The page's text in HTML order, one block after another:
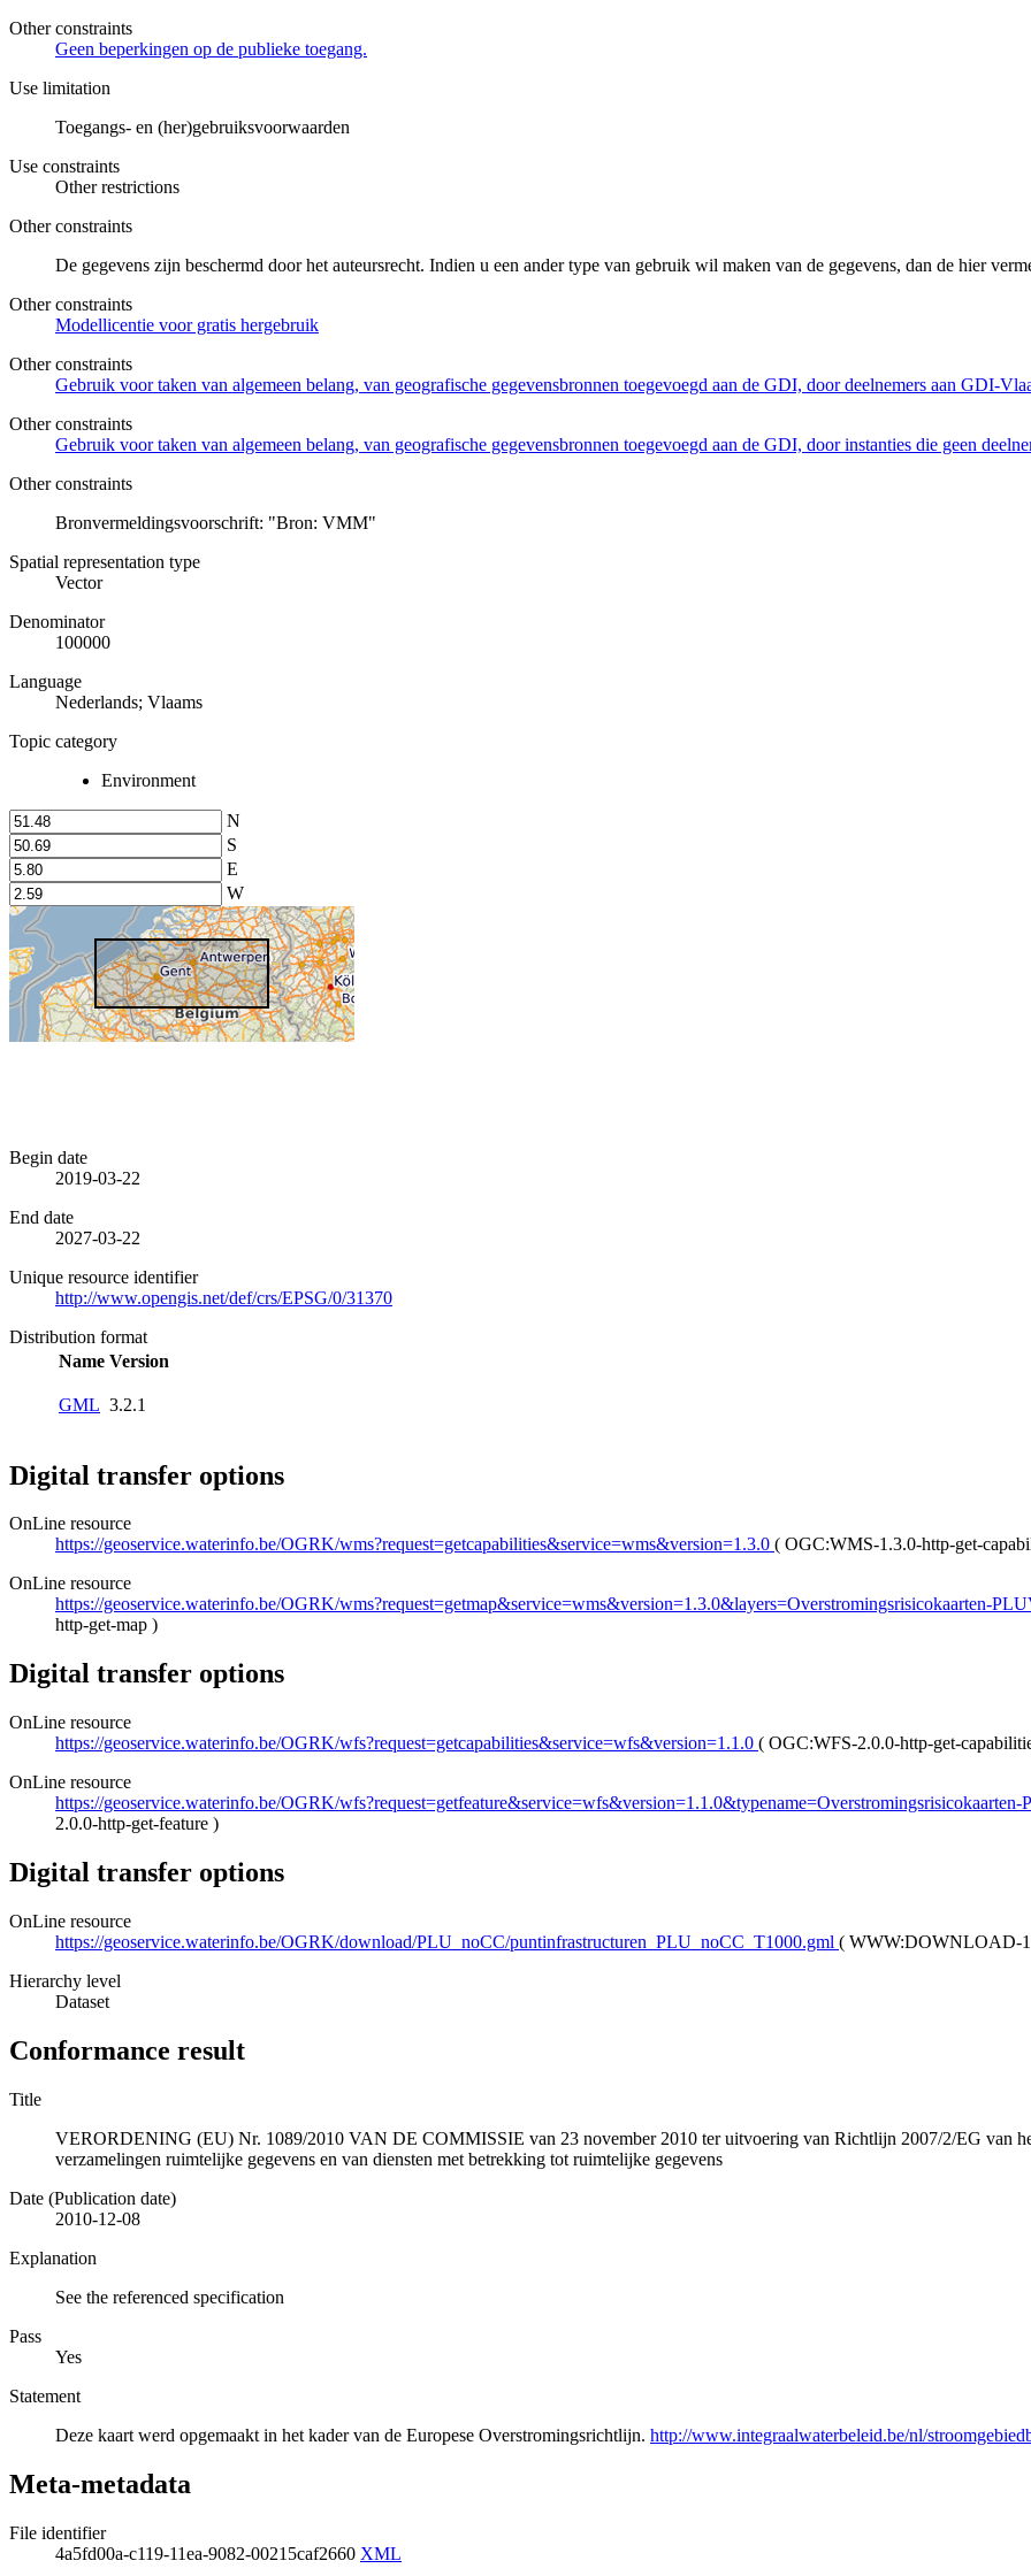
Other constraints
Geen beperkingen op de publieke toegang.
Use limitation
Toegangs- en (her)gebruiksvoorwaarden
Use constraints
Other restrictions
Other constraints
De gegevens zijn beschermd door het auteursrecht. Indien u een ander type van gebruik wil maken van de gegevens, dan de hier
Other constraints
Modellicentie voor gratis hergebruik
Other constraints
Gebruik voor taken van algemeen belang, van geografische gegevensbronnen toegevoegd aan de GDI, door deelnemers aan GDI-
Other constraints
Gebruik voor taken van algemeen belang, van geografische gegevensbronnen toegevoegd aan de GDI, door instanties die geen
Other constraints
Bronvermeldingsvoorschrift: "Bron: VMM"
Spatial representation type
Vector
Denominator
100000
Language
Nederlands; Vlaams
Topic category
Environment
N
S
E
W
Begin date
2019-03-22
End date
2027-03-22
Unique resource identifier
http://www.opengis.net/def/crs/EPSG/0/31370
Distribution format
Name Version
GML 3.2.1
Digital transfer options
OnLine resource
https://geoservice.waterinfo.be/OGRK/wms?request=getcapabilities&service=wms&version=1.3.0 ( OGC:WMS-1.3.0-http-get-
OnLine resource
https://geoservice.waterinfo.be/OGRK/wms?request=getmap&service=wms&version=1.3.0&layers=Overstromingsrisicokaarten-
http-get-map )
Digital transfer options
OnLine resource
https://geoservice.waterinfo.be/OGRK/wfs?request=getcapabilities&service=wfs&version=1.1.0 ( OGC:WFS-2.0.0-http-get-
OnLine resource
https://geoservice.waterinfo.be/OGRK/
2.0.0-http-get-feature )
Digital transfer options
OnLine resource
https://geoservice.waterinfo.be/OGRK/download/PLU_noCC/puntinfrastructuren_PLU_noCC_T1000.gml ( WWW:DOWNLOAD-
Hierarchy level
Dataset
Conformance result
Title
VERORDENING (EU) Nr. 1089/2010 VAN DE COMMISSIE van 23 november 2010 ter uitvoering van Richtlijn 2007/2/EG van
verzamelingen ruimtelijke gegevens en van diensten met betrekking tot ruimtelijke gegevens
Date (Publication date)
2010-12-08
Explanation
See the referenced specification
Pass
Yes
Statement
Deze kaart werd opgemaakt in het kader van de Europese Overstromingsrichtlijn. http://www.integraalwaterbeleid.be/nl/
Meta-metadata
File identifier
4a5fd00a-c119-11ea-9082-00215caf2660 XML